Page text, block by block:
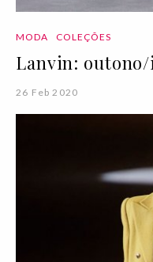
MODA COLEÇÕES
Lanvin:
26 Feb 2020